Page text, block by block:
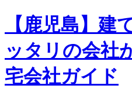
【鹿児島】建
ッタリの会社
宅会社ガイド